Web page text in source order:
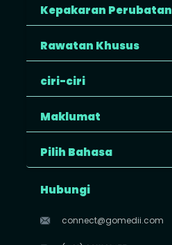
Kepakaran Perubatan
Rawatan Khusus
ciri-ciri
Maklumat
Pilih Bahasa
Hubungi
connect@gomedii.com